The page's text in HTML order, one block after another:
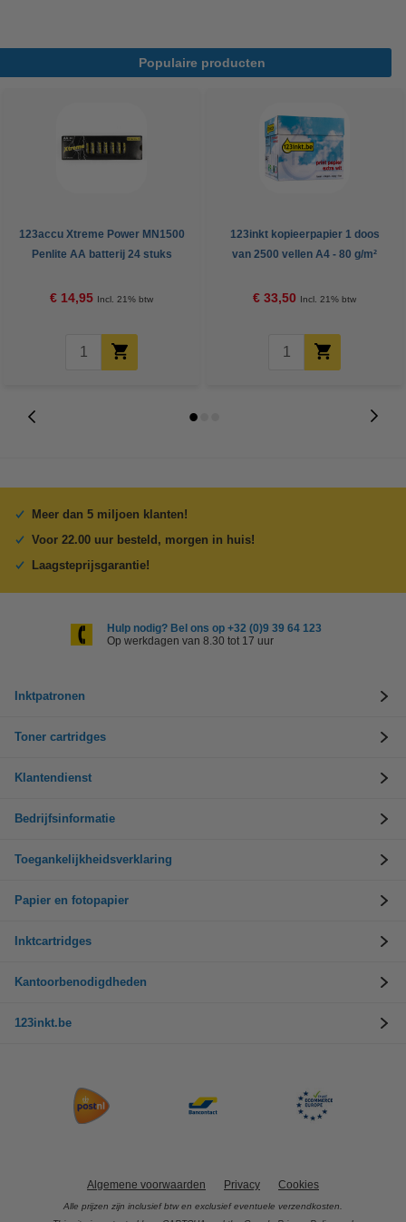
Populaire producten
123accu Xtreme Power MN1500
Penlite AA batterij 24 stuks
€ 14,95 Incl. 21% btw
123inkt kopieerpapier 1 doos
van 2500 vellen A4 - 80 g/m²
€ 33,50 Incl. 21% btw
Meer dan 5 miljoen klanten!
Voor 22.00 uur besteld, morgen in huis!
Laagsteprijsgarantie!
Hulp nodig? Bel ons op +32 (0)9 39 64 123
Op werkdagen van 8.30 tot 17 uur
Inktpatronen
Toner cartridges
Klantendienst
Bedrijfsinformatie
Toegankelijkheidsverklaring
Papier en fotopapier
Inktcartridges
Kantoorbenodigdheden
123inkt.be
Algemene voorwaarden Privacy Cookies
Alle prijzen zijn inclusief btw en exclusief eventuele verzendkosten.